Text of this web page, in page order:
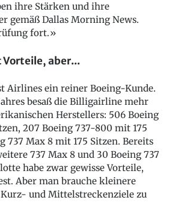
ihre Stärken und ihre
gemäß Dallas Morning News.
fort.»
aber...
Airlines ein reiner Boeing-Kunde.
besaß die Billigairline mehr
Herstellers: 506 Boeing
207 Boeing 737-800 mit 175
737 Max 8 mit 175 Sitzen. Bereits
737 Max 8 und 30 Boeing 737
habe zwar gewisse Vorteile,
Aber man brauche kleinere
Kurz- und Mittelstreckenziele zu